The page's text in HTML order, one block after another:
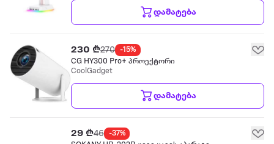
დამატება
230 ₾270
-15%
CG HY300 Pro+ პროექტორი
CoolGadget
დამატება
29 ₾46
-37%